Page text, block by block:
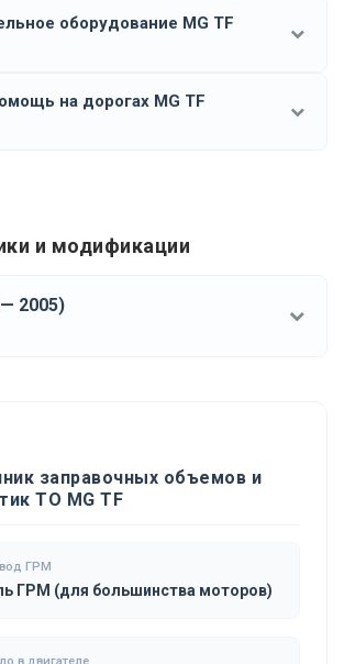
оборудование MG TF
на дорогах MG TF
и модификации
2005)
заправочных объемов и
ТО MG TF
ГРМ
ГРМ (для большинства моторов)
в двигателе